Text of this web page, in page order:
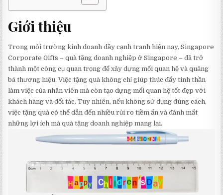
Giới thiệu
Trong môi trường kinh doanh đầy cạnh tranh hiện nay, Singapore
Corporate Gifts – quà tặng doanh nghiệp ở Singapore – đã trở
thành một công cụ quan trọng để xây dựng mối quan hệ và quảng
bá thương hiệu. Việc tặng quà không chỉ giúp thúc đẩy tinh thần
làm việc của nhân viên mà còn tạo dựng mối quan hệ tốt đẹp với
khách hàng và đối tác. Tuy nhiên, nếu không sử dụng đúng cách,
việc tặng quà có thể dẫn đến nhiều rủi ro tiềm ẩn và đánh mất
những lợi ích mà quà tặng doanh nghiệp mang lại.